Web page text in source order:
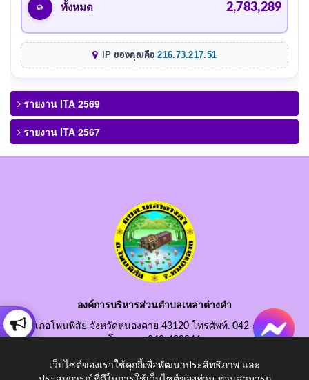
ทั้งหมด 2,783,289
IP ของคุณคือ216.73.217.51
รายงาน ITA 2569
รายงาน ITA 2567
องค์การบริหารส่วนตำบลเหล่าต่างคำ
อำเภอโพนพิสัย จังหวัดหนองคาย 43120 โทรศัพท์. 042-490845
โทรสาร. 042-490846
อีเมลกลาง. saraban@laotangkham.go.th
เว็บไซต์ของเราใช้คุกกี้เพื่อพัฒนาประสิทธิภาพ และ